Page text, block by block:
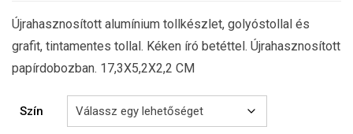
Újrahasznosított alumínium tollkészlet, golyóstollal és
grafit, tintamentes tollal. Kéken író betéttel. Újrahasznosított
papírdobozban. 17,3X5,2X2,2 CM
Szín